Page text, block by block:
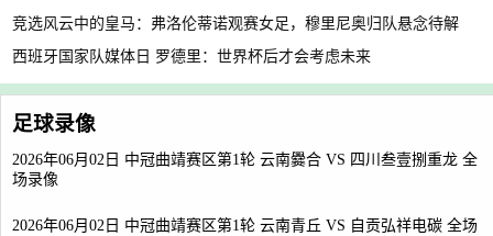
竞选风云中的皇马：弗洛伦蒂诺观赛女足，穆里尼奥归队悬念待解
西班牙国家队媒体日 罗德里：世界杯后才会考虑未来
足球录像
2026年06月02日 中冠曲靖赛区第1轮 云南爨合 VS 四川叁壹捌重龙 全
场录像
2026年06月02日 中冠曲靖赛区第1轮 云南青丘 VS 自贡弘祥电碳 全场